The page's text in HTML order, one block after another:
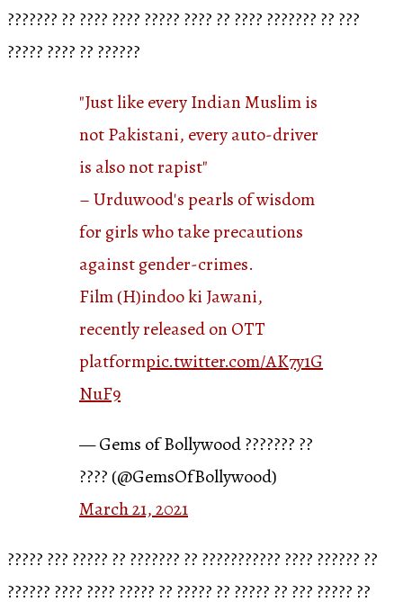
??????? ?? ???? ???? ????? ???? ?? ???? ??????? ?? ???
????? ???? ?? ??????
"Just like every Indian Muslim is
not Pakistani, every auto-driver
is also not rapist"
– Urduwood's pearls of wisdom
for girls who take precautions
against gender-crimes.
Film (H)indoo ki Jawani,
recently released on OTT
platformpic.twitter.com/AK7y1G
NuF9
— Gems of Bollywood ??????? ??
???? (@GemsOfBollywood)
March 21, 2021
????? ??? ????? ?? ??????? ?? ??????????? ???? ?????? ??
?????? ???? ???? ????? ?? ????? ?? ????? ?? ??? ????? ??